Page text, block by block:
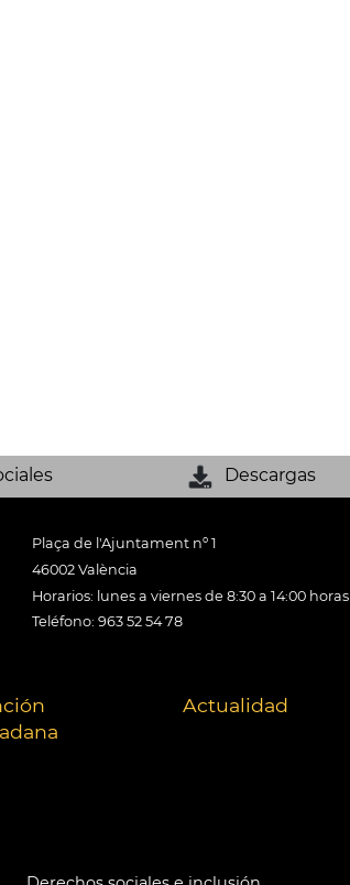
Descargas
Plaça de l'Ajuntament nº 1
46002 València
Horarios: lunes a viernes de 8:30 a 14:00 horas
Teléfono: 963 52 54 78
Actualidad